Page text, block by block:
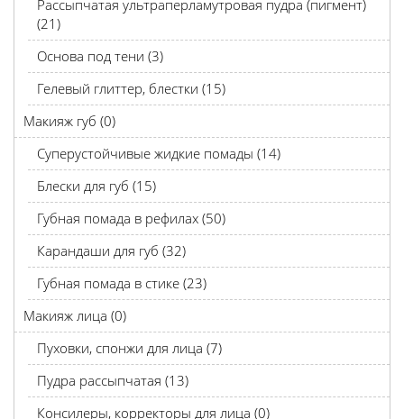
Рассыпчатая ультраперламутровая пудра (пигмент)
(21)
Основа под тени (3)
Гелевый глиттер, блестки (15)
Макияж губ (0)
Суперустойчивые жидкие помады (14)
Блески для губ (15)
Губная помада в рефилах (50)
Карандаши для губ (32)
Губная помада в стике (23)
Макияж лица (0)
Пуховки, спонжи для лица (7)
Пудра рассыпчатая (13)
Консилеры, корректоры для лица (0)